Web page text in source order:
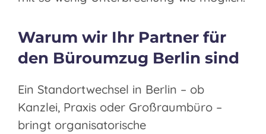
Warum wir Ihr Partner für
den Büroumzug Berlin sind
Ein Standortwechsel in Berlin – ob
Kanzlei, Praxis oder Großraumbüro –
bringt organisatorische